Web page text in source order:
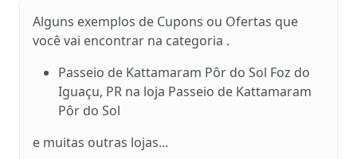
Alguns exemplos de Cupons ou Ofertas que
você vai encontrar na categoria .
Passeio de Kattamaram Pôr do Sol Foz do
Iguaçu, PR na loja Passeio de Kattamaram
Pôr do Sol
e muitas outras lojas...